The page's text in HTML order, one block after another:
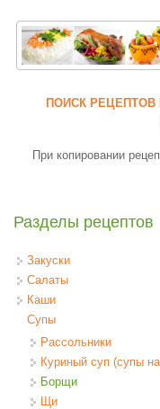
ПОИСК РЕЦЕПТОВ
При копировании
Разделы рецептов
Закуски
Салаты
Каши
Супы
Рассольники
Куриный суп (супы
Борщи
Щи